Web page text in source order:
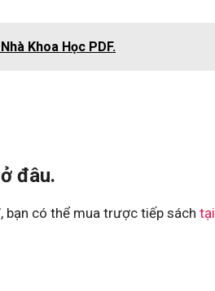
Khoa Học PDF.
đâu.
bạn có thể mua trược tiếp sách tại